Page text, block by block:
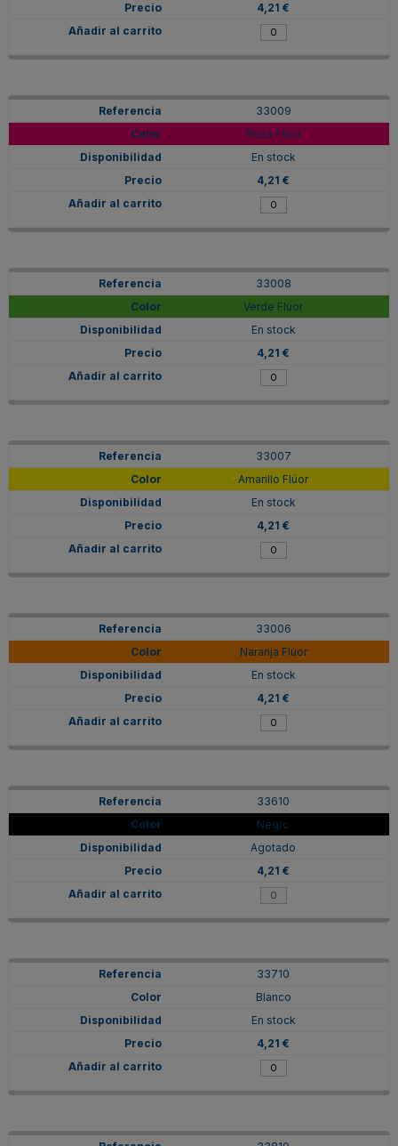
4,21 €
33009
Rosa Flúor
En stock
4,21 €
33008
Verde Flúor
En stock
4,21 €
33007
Amarillo Flúor
En stock
4,21 €
33006
Naranja Flúor
En stock
4,21 €
33610
Negro
Agotado
4,21 €
33710
Blanco
En stock
4,21 €